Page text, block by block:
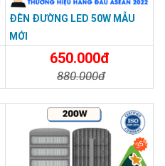
nước IP65, hoạt động ổn định
kiện thời tiết.
VỤ TIN DÙNG LẦN VII - 2020
ĐÈN ĐƯỜNG LED 50W MẪU
MỚI
650.000đ
880.000đ
35%